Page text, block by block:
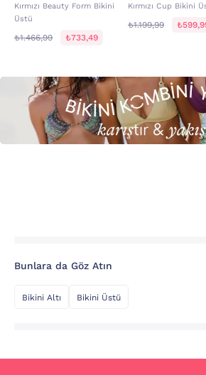
Kırmızı Beauty Form Bikini
Üstü
₺1.466,99 ₺733,49
Kırmızı Cup Bikini
₺1.199,99
Bunlara da Göz Atın
Bikini Altı Bikini Üstü